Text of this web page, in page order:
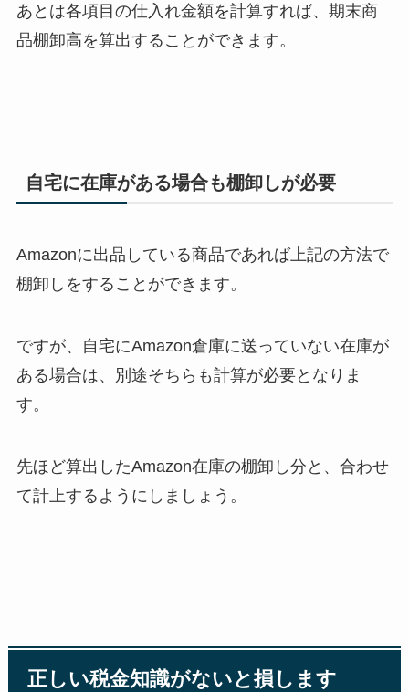
あとは各項目の仕入れ金額を計算すれば、期末商
品棚卸高を算出することができます。
自宅に在庫がある場合も棚卸しが必要
Amazonに出品している商品であれば上記の方法で
棚卸しをすることができます。
ですが、自宅にAmazon倉庫に送っていない在庫が
ある場合は、別途そちらも計算が必要となりま
す。
先ほど算出したAmazon在庫の棚卸し分と、合わせ
て計上するようにしましょう。
正しい税金知識がないと損します